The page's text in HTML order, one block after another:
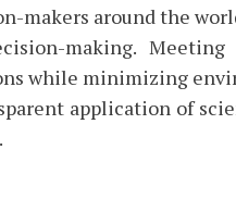
makers around the
making.
while minimizing
application of